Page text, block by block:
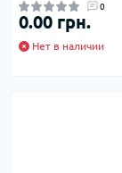
0
0.00 грн.
Нет в наличии